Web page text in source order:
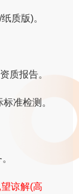
质版)。
质报告。
准检测。
谅解(高